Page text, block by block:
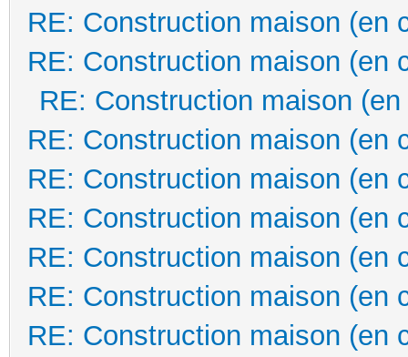
RE: Construction maison (en
RE: Construction maison (en
RE: Construction maison
RE: Construction maison (en
RE: Construction maison (en
RE: Construction maison (en
RE: Construction maison (en
RE: Construction maison (en
RE: Construction maison (en